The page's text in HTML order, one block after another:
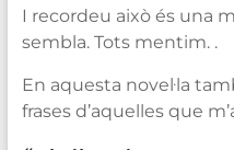
I recordeu això és una
sembla. Tots mentim. .
En aquesta novel·la
frases d’aquelles que